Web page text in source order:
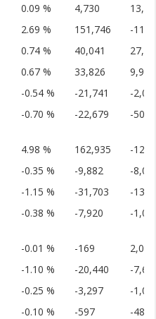
0.09 % 4,730
2.69 % 151,746
-
0.74 % 40,041
0.67 % 33,826
9,999
-0.54 % -21,741
-
-0.70 % -22,679 -500
4.98 % 162,935
-
-0.35 % -9,882
-
-1.15 % -31,703
-
-0.38 % -7,920 -
-0.01 % -169
2,000
-1.10 % -20,440
-
-0.25 % -3,297
-
-0.10 % -597
-480